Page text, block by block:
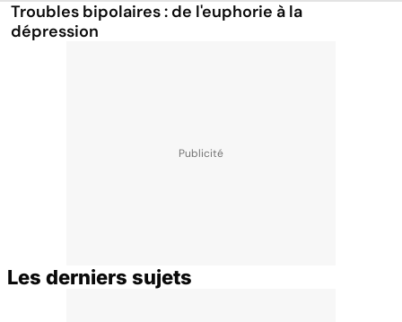
Troubles bipolaires : de l'euphorie à la
dépression
Les derniers sujets